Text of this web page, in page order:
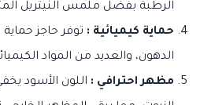
الرطبة بفضل ملمس النيتريل
حماية كيميائية : توفر حاجز
الدهون، والعديد من المواد
مظهر احترافي : اللون الأسود